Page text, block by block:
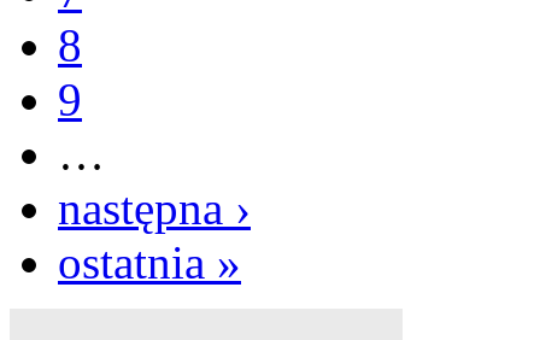
8
9
…
następna ›
ostatnia »